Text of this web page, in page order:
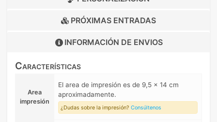
PRÓXIMAS ENTRADAS
INFORMACIÓN DE ENVIOS
Características
Area
impresión
El area de impresión es de 9,5 x 14 cm
aproximadamente.
¿Dudas sobre la impresión? Consúltenos